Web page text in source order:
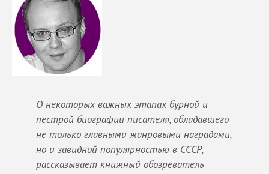
О некоторых важных этапах бурной и
пестрой биографии писателя, обладавшего
не только главными жанровыми наградами,
но и завидной популярностью в СССР,
рассказывает книжный обозреватель